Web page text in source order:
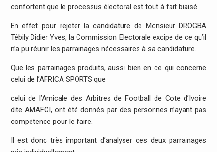
confortent que le processus électoral est tout à fait biaisé.
En effet pour rejeter la candidature de Monsieur DROGBA
Tébily Didier Yves, la Commission Electorale excipe de ce qu’il
n’a pu réunir les parrainages nécessaires à sa candidature.
Que les parrainages produits, aussi bien en ce qui concerne
celui de l’AFRICA SPORTS que
celui de l’Amicale des Arbitres de Football de Cote d’Ivoire
dite AMAFCI, ont été donnés par des personnes n’ayant pas
compétence pour le faire.
Il est donc très important d’analyser ces deux parrainages